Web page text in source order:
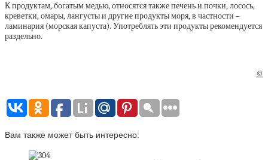
К продуктам, богатым медью, относятся также печень и почки, лосось,
креветки, омары, лангусты и другие продукты моря, в частности –
ламинария (морская капуста). Употреблять эти продукты рекомендуется
раздельно.
©
Вам также может быть интересно: